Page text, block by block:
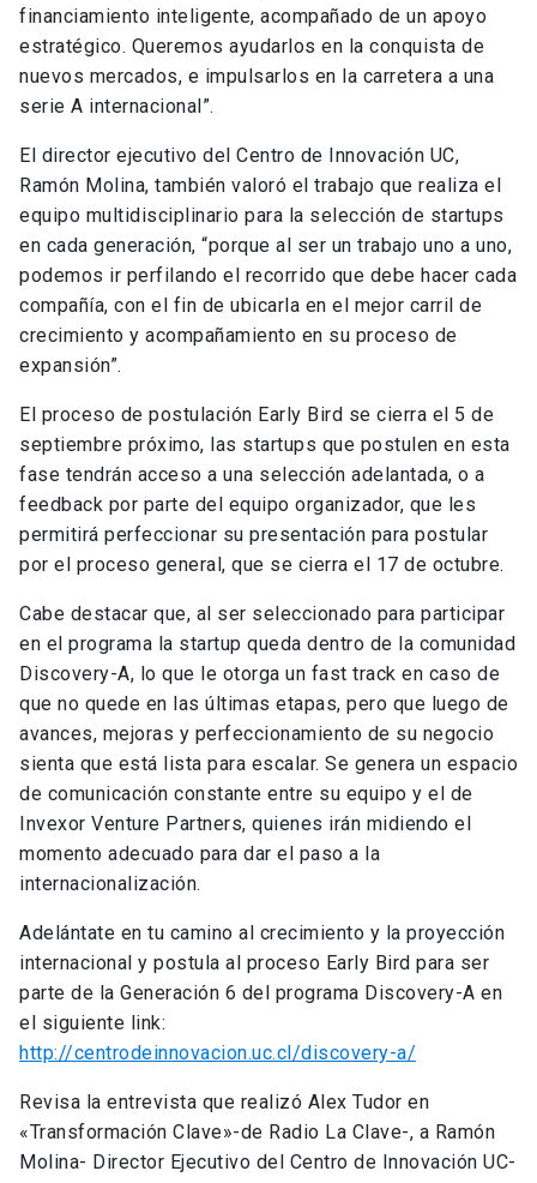
financiamiento inteligente, acompañado de un apoyo
estratégico. Queremos ayudarlos en la conquista de
nuevos mercados, e impulsarlos en la carretera a una
serie A internacional”.
El director ejecutivo del Centro de Innovación UC,
Ramón Molina, también valoró el trabajo que realiza el
equipo multidisciplinario para la selección de startups
en cada generación, “porque al ser un trabajo uno a uno,
podemos ir perfilando el recorrido que debe hacer cada
compañía, con el fin de ubicarla en el mejor carril de
crecimiento y acompañamiento en su proceso de
expansión”.
El proceso de postulación Early Bird se cierra el 5 de
septiembre próximo, las startups que postulen en esta
fase tendrán acceso a una selección adelantada, o a
feedback por parte del equipo organizador, que les
permitirá perfeccionar su presentación para postular
por el proceso general, que se cierra el 17 de octubre.
Cabe destacar que, al ser seleccionado para participar
en el programa la startup queda dentro de la comunidad
Discovery-A, lo que le otorga un fast track en caso de
que no quede en las últimas etapas, pero que luego de
avances, mejoras y perfeccionamiento de su negocio
sienta que está lista para escalar. Se genera un espacio
de comunicación constante entre su equipo y el de
Invexor Venture Partners, quienes irán midiendo el
momento adecuado para dar el paso a la
internacionalización.
Adelántate en tu camino al crecimiento y la proyección
internacional y postula al proceso Early Bird para ser
parte de la Generación 6 del programa Discovery-A en
el siguiente link:
http://centrodeinnovacion.uc.cl/discovery-a/
Revisa la entrevista que realizó Alex Tudor en
«Transformación Clave»-de Radio La Clave-, a Ramón
Molina- Director Ejecutivo del Centro de Innovación UC-